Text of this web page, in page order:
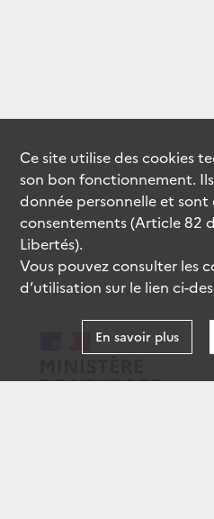
Ce site utilise descookies
son bon fonctionnement.
donnée personnelle et sont
consentements (Article 82
Libertés).
Vous pouvez consulter les
d’utilisation sur le lien ci-
En savoir plus